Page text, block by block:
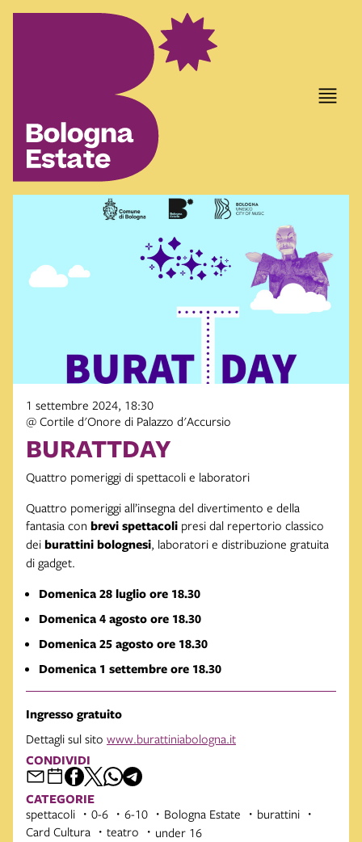
1 settembre 2024, 18:30
@ Cortile d'Onore di Palazzo d'Accursio
BURATTDAY
Quattro pomeriggi di spettacoli e laboratori
Quattro pomeriggi all’insegna del divertimento e della
fantasia con brevi spettacoli presi dal repertorio classico
dei burattini bolognesi, laboratori e distribuzione gratuita
di gadget.
Domenica 28 luglio ore 18.30
Domenica 4 agosto ore 18.30
Domenica 25 agosto ore 18.30
Domenica 1 settembre ore 18.30
Ingresso gratuito
Dettagli sul sito www.burattiniabologna.it
CONDIVIDI
CATEGORIE
spettacoli 0-6 6-10 Bologna Estate
burattini
Card Cultura
teatro under 16